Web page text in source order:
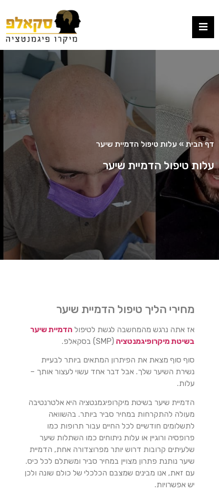
דף הבית»עלות טיפול הדמיית שיער
עלות טיפול הדמיית שיער
מחירי הליך טיפול הדמיית שיער
אז אתה נרגש מהמחשבה לגשת לטיפול הדמיית שיער
בשיטת מיקרופיגמנטציה (SMP) בסקאלפ.
סוף סוף מצאת את הפיתרון המתאים ביותר לבעיית
נשירת השיער שלך. אבל דבר אחד עשוי לעצור אותך –
עלות.
הדמיית שיער בשיטת מיקרופיגמנטציה היא אלטרנטיבה
מעולה להתקרחות במחיר סביר ביותר. בהשוואה
לתשלומים חודשיים לכל החיים עבור תרופות כמו
פרופסיה ורוגיין או עלות ניתוחים כמו השתלות שיער
שלעיתים קרובות דרוש יותר מפרוצדורה אחת, הדמיית
שיער נותנת פתרון מצויין במחיר סביר ומשתלם לכל כיס.
עם זאת, אנו מבינים שמצבם הכלכלי של כולם שונה ולכן
יש אפשרויות.